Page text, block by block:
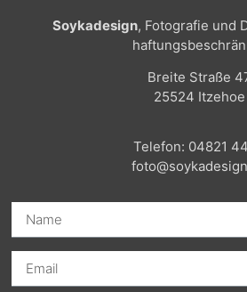
Soykadesign, Fotografie und
Breite Straße
25524 Itzehoe
Telefon: 04821